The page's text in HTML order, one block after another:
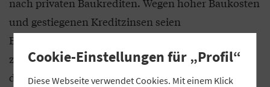
und gestiegenen Kreditzinsen seien
Bauinteressenten „abgeschreckt“, wird Scheller
zitiert. Diese Entwicklung bereite ihm mit Blick auf
die Wohnungsknappheit Sorgen. Als großen
Cookie-Einstellungen für „Profil“
Diese Webseite verwendet Cookies. Mit einem Klick